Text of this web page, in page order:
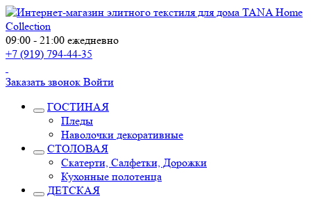
09:00 - 21:00 ежедневно
+7 (919) 794-44-35
Заказать звонок Войти
ГОСТИНАЯ
Пледы
Наволочки декоративные
СТОЛОВАЯ
Скатерти, Салфетки, Дорожки
Кухонные полотенца
ДЕТСКАЯ